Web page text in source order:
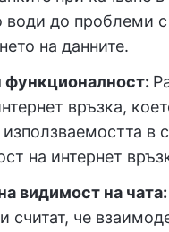
води до проблеми с
на данните.
функционалност:
връзка,
използваемостта в
на интернет
видимост на чата:
считат, че